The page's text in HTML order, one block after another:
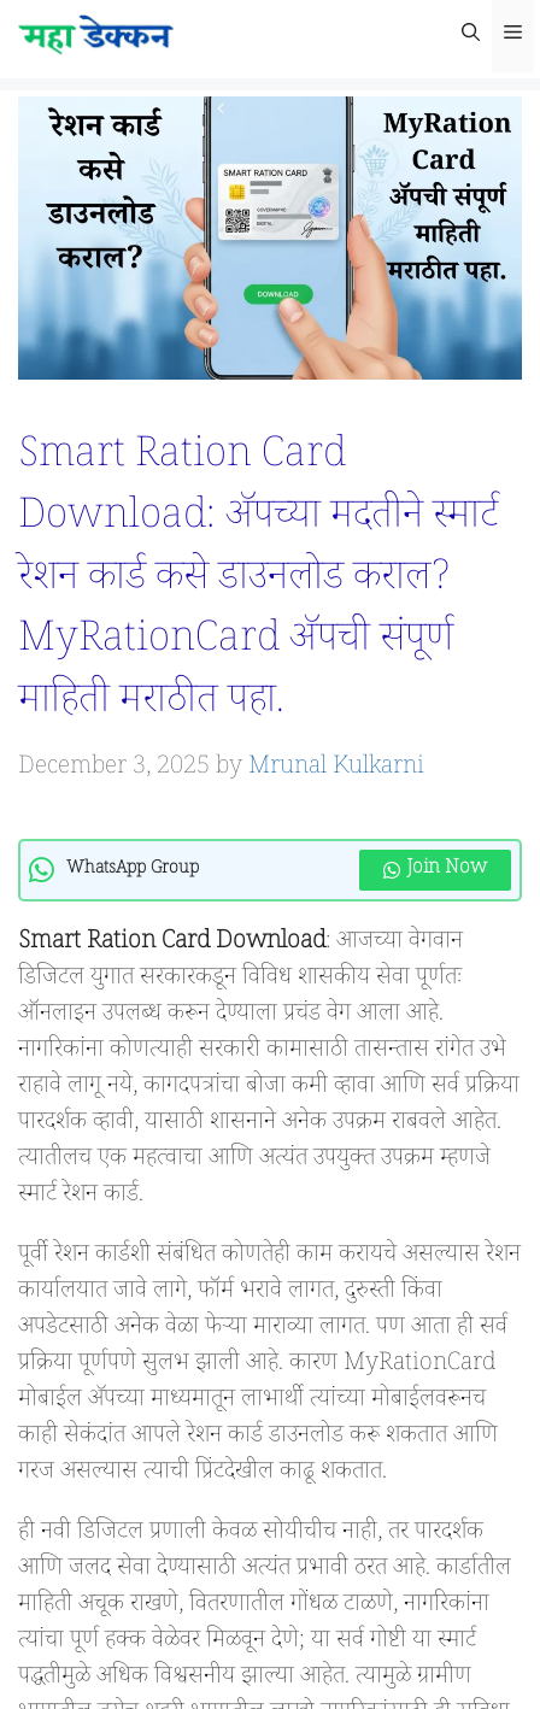
Skip
content
Smart Ration Card
Download: ॲपच्या मदतीने स्मार्ट
रेशन कार्ड कसे डाउनलोड कराल?
MyRationCard ॲपची संपूर्ण
माहिती मराठीत पहा.
December 3, 2025byMrunal Kulkarni
WhatsApp Group Join Now
Smart Ration Card Download: आजच्या वेगवान
डिजिटल युगात सरकारकडून विविध शासकीय सेवा पूर्णतः
ऑनलाइन उपलब्ध करून देण्याला प्रचंड वेग आला आहे.
नागरिकांना कोणत्याही सरकारी कामासाठी तासन्तास रांगेत उभे
राहावे लागू नये, कागदपत्रांचा बोजा कमी व्हावा आणि सर्व प्रक्रिया
पारदर्शक व्हावी, यासाठी शासनाने अनेक उपक्रम राबवले आहेत.
त्यातीलच एक महत्वाचा आणि अत्यंत उपयुक्त उपक्रम म्हणजे
स्मार्ट रेशन कार्ड.
पूर्वी रेशन कार्डशी संबंधित कोणतेही काम करायचे असल्यास रेशन
कार्यालयात जावे लागे, फॉर्म भरावे लागत, दुरुस्ती किंवा
अपडेटसाठी अनेक वेळा फेऱ्या माराव्या लागत. पण आता ही सर्व
प्रक्रिया पूर्णपणे सुलभ झाली आहे. कारण MyRationCard
मोबाईल ॲपच्या माध्यमातून लाभार्थी त्यांच्या मोबाईलवरूनच
काही सेकंदांत आपले रेशन कार्ड डाउनलोड करू शकतात आणि
गरज असल्यास त्याची प्रिंटदेखील काढू शकतात.
ही नवी डिजिटल प्रणाली केवळ सोयीचीच नाही, तर पारदर्शक
आणि जलद सेवा देण्यासाठी अत्यंत प्रभावी ठरत आहे. कार्डातील
माहिती अचूक राखणे, वितरणातील गोंधळ टाळणे, नागरिकांना
त्यांचा पूर्ण हक्क वेळेवर मिळवून देणे; या सर्व गोष्टी या स्मार्ट
पद्धतीमुळे अधिक विश्वसनीय झाल्या आहेत. त्यामुळे ग्रामीण